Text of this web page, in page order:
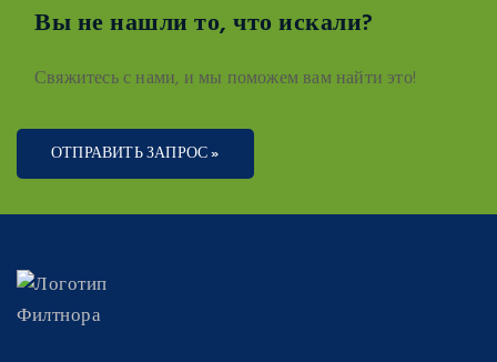
Вы не нашли то, что искали?
Свяжитесь с нами, и мы поможем вам найти это!
ОТПРАВИТЬ ЗАПРОС »